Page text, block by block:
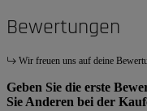
Bewertungen
Wir freuen uns auf deine
Geben Sie die erste
Sie Anderen bei der